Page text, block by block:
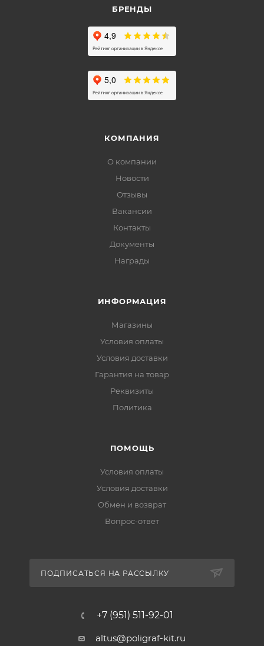
БРЕНДЫ
КОМПАНИЯ
О компании
Новости
Отзывы
Вакансии
Контакты
Документы
Награды
ИНФОРМАЦИЯ
Магазины
Условия оплаты
Условия доставки
Гарантия на товар
Реквизиты
Политика
ПОМОЩЬ
Условия оплаты
Условия доставки
Обмен и возврат
Вопрос-ответ
ПОДПИСАТЬСЯ НА РАССЫЛКУ
+7 (951) 511-92-01
altus@poligraf-kit.ru